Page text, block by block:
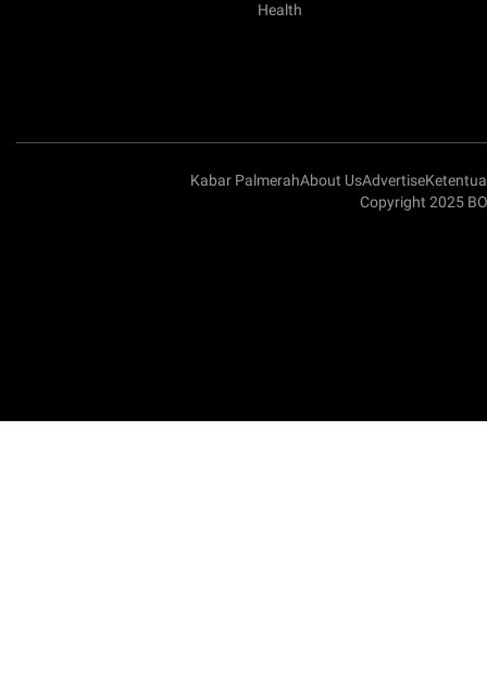
Health
Kabar PalmerahAbout UsAdvertise
Copyright 2025